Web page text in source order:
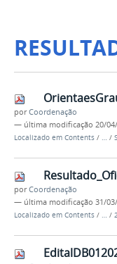
porCoordenação
— última modificação 20/
Localizado em Contents / … /
porCoordenação
— última modificação 31/
Localizado em Contents / … /